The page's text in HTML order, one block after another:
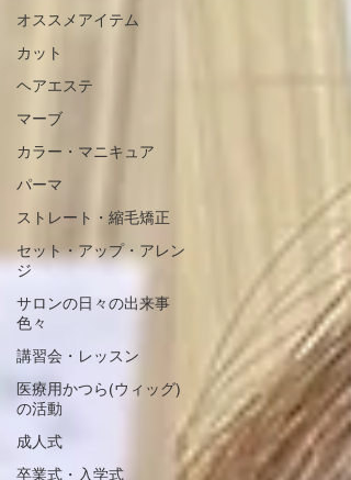
オススメアイテム
カット
ヘアエステ
マーブ
カラー・マニキュア
パーマ
ストレート・縮毛矯正
セット・アップ・アレン
ジ
サロンの日々の出来事
色々
講習会・レッスン
医療用かつら(ウィッグ)
の活動
成人式
卒業式・入学式